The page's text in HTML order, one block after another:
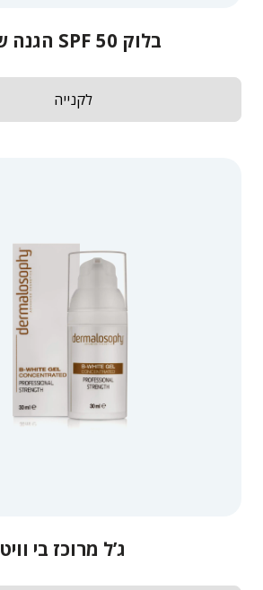
בלוק SPF 50 הגנה שקוף
לקנייה
ג’ל מרוכז בי וויט